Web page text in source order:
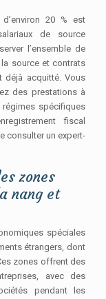
20 % est
de source
l’ensemble de
source et contrats
déjà acquitté. Vous
des prestations à
spécifiques
fiscal
consulter un expert-
zones
nang et
spéciales
étrangers, dont
zones offrent des
avec des
pendant les